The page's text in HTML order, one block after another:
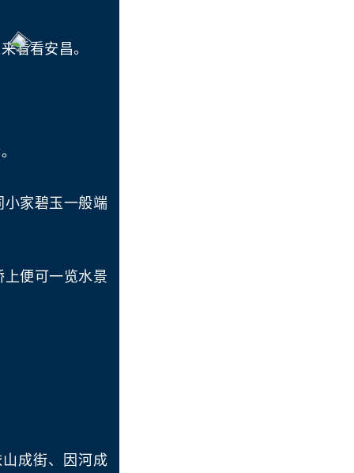
看看安昌。
小家碧玉一般端
便可一览水景
成街、因河成